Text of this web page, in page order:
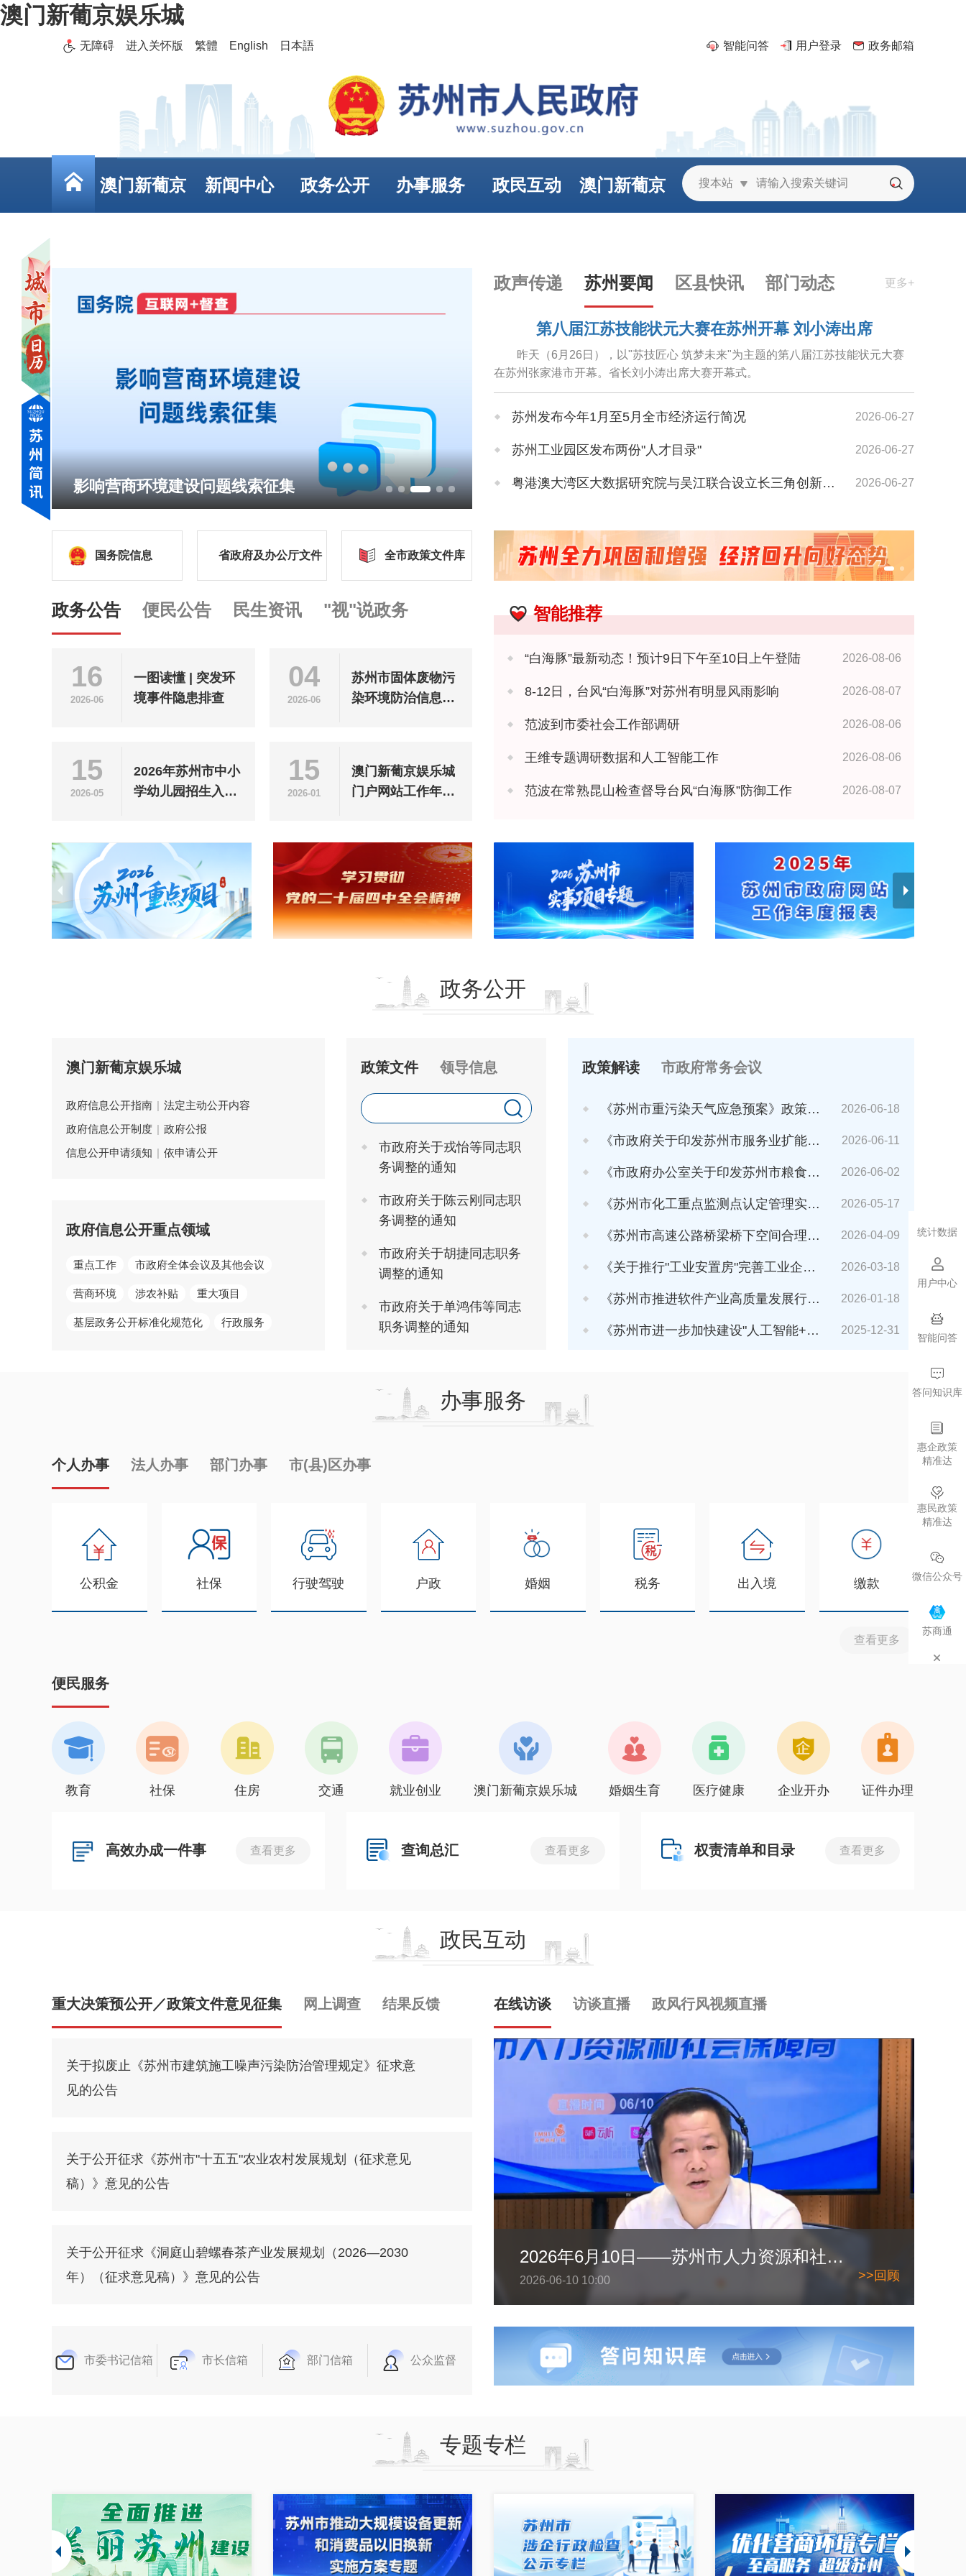
澳门新葡京娱乐城
无障碍 进入关怀版 繁體 English 日本語 智能问答 用户登录 政务邮箱
搜本站
澳门新葡京 新闻中心 政务公开 办事服务 政民互动 澳门新葡京
城市活力的流动动脉 苏州港张家港港区的永嘉集装箱码头一派繁忙景象
政声传递 苏州要闻 区县快讯 部门动态 更多+
第八届江苏技能状元大赛在苏州开幕 刘小涛出席
昨天（6月26日），以"苏技匠心 筑梦未来"为主题的第八届江苏技能状元大赛
在苏州张家港市开幕。省长刘小涛出席大赛开幕式。
苏州发布今年1月至5月全市经济运行简况 2026-06-27
苏州工业园区发布两份"人才目录" 2026-06-27
粤港澳大湾区大数据研究院与吴江联合设立长三角创新应用中心 2026-06-27
数字低空基础设施及安全运营研讨举行 2026-06-27
国务院信息 省政府及办公厅文件 全市政策文件库
政务公告 便民公告 民生资讯 "视"说政务
16
2026-06
一图读懂 | 突发环
境事件隐患排查
04
2026-06
苏州市固体废物污
染环境防治信息公
15
2026-05
2026年苏州市中小
学幼儿园招生入学
15
2026-01
澳门新葡京娱乐城
门户网站工作年度
智能推荐
“白海豚”最新动态！预计9日下午至10日上午登陆 2026-08-06
8-12日，台风“白海豚”对苏州有明显风雨影响 2026-08-07
范波到市委社会工作部调研 2026-08-06
王维专题调研数据和人工智能工作 2026-08-06
范波在常熟昆山检查督导台风“白海豚”防御工作 2026-08-07
政务公开
澳门新葡京娱乐城
政府信息公开指南 | 法定主动公开内容
政府信息公开制度 | 政府公报
信息公开申请须知 | 依申请公开
政府信息公开重点领域
重点工作 市政府全体会议及其他会议
营商环境 涉农补贴 重大项目
基层政务公开标准化规范化 行政服务
政策文件 领导信息
市政府关于戎怡等同志职
务调整的通知
市政府关于陈云刚同志职
务调整的通知
市政府关于胡捷同志职务
调整的通知
市政府关于单鸿伟等同志
职务调整的通知
政策解读 市政府常务会议
《苏州市重污染天气应急预案》政策解读 2026-06-18
《市政府关于印发苏州市服务业扩能提质行动方案(2026～2030年)的通知》解读 2026-06-11
《市政府办公室关于印发苏州市粮食应急预案的通知》解读 2026-06-02
《苏州市化工重点监测点认定管理实施细则》解读 2026-05-17
《苏州市高速公路桥梁桥下空间合理利用管理办法》解读 2026-04-09
《关于推行"工业安置房"完善工业企业搬迁安置的指导意见（试行）》解读 2026-03-18
《苏州市推进软件产业高质量发展行动计划（2026-2027年）》解读 2026-01-18
《苏州市进一步加快建设"人工智能+"城市的若干措施（2026年版）》解读 2025-12-31
办事服务
个人办事 法人办事 部门办事 市(县)区办事
公积金 社保 行驶驾驶 户政 婚姻 税务 出入境 缴款
查看更多
便民服务
教育 社保 住房 交通 就业创业 澳门新葡京娱乐城 婚姻生育 医疗健康 企业开办 证件办理
高效办成一件事 查看更多 查询总汇 查看更多 权责清单和目录 查看更多
政民互动
重大决策预公开／政策文件意见征集 网上调查 结果反馈
关于拟废止《苏州市建筑施工噪声污染防治管理规定》征求意
见的公告
关于公开征求《苏州市"十五五"农业农村发展规划（征求意见
稿）》意见的公告
关于公开征求《洞庭山碧螺春茶产业发展规划（2026—2030
年）（征求意见稿）》意见的公告
市委书记信箱 市长信箱 部门信箱 公众监督
在线访谈 访谈直播 政风行风视频直播
2026年6月10日——苏州市人力资源和社会保障局
2026-06-10 10:00 >>回顾
专题专栏
统计数据
用户中心
智能问答
答问知识库
惠企政策
精准达
惠民政策
精准达
微信公众号
苏商通